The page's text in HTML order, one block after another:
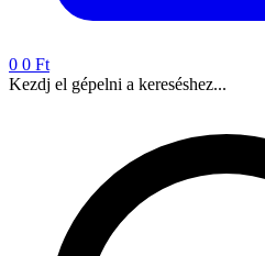
0 0 Ft
Kezdj el gépelni a kereséshez...